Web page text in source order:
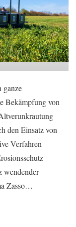
ganze
Bekämpfung von
den Einsatz von
Verfahren
wendender
Zasso…